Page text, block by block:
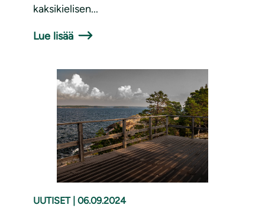
kaksikielisen...
Lue lisää
UUTISET 06.09.2024